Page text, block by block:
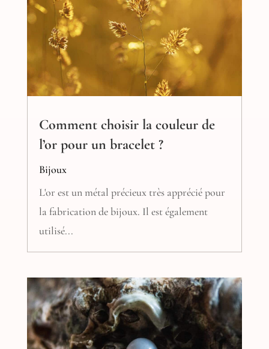
Comment choisir la couleur de
l’or pour un bracelet ?
Bijoux
L'or est un métal précieux très apprécié pour
la fabrication de bijoux. Il est également
utilisé...